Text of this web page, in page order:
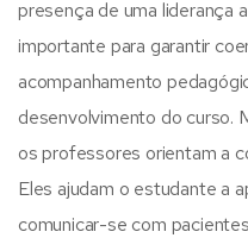
presença de uma liderança
importante para garantir
acompanhamento
desenvolvimento do curso.
os professores orientam a
Eles ajudam o estudante a
comunicar-se com